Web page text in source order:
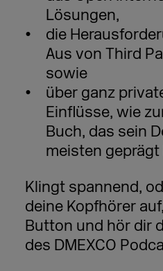
Lösungen,
die
Aus von Third
sowie
über ganz
Einflüsse, wie
Buch, das sein
meisten geprägt
Klingt spannend,
deine Kopfhörer
Button und hör dir
des DMEXCO